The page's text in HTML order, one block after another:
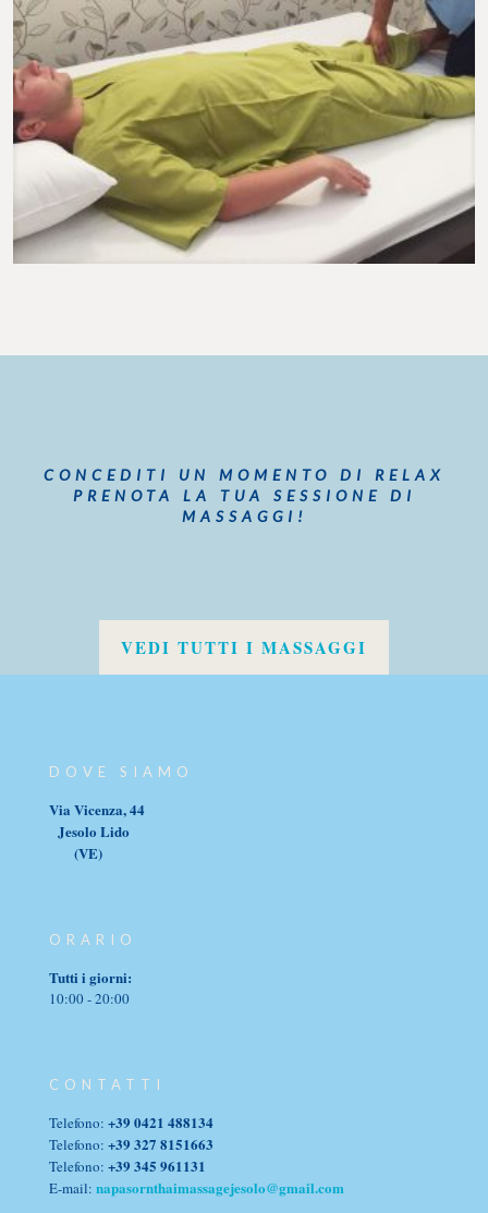
CONCEDITI UN MOMENTO DI RELAX
PRENOTA LA TUA SESSIONE DI
MASSAGGI!
VEDI TUTTI I MASSAGGI
DOVE SIAMO
Via Vicenza, 44
Jesolo Lido
(VE)
ORARIO
Tutti i giorni:
10:00 - 20:00
CONTATTI
Telefono: +39 0421 488134
Telefono: +39 327 8151663
Telefono: +39 345 961131
E-mail: napasornthaimassagejesolo@gmail.com